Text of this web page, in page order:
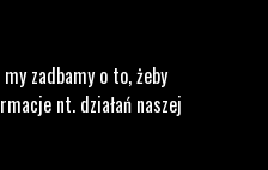
zadbamy o to, żeby
nt. działań naszej